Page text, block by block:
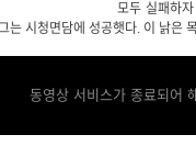
모두 실패하
는 시청면담에 성공햇다. 이 낡은
동영상 서비스가 종료되어